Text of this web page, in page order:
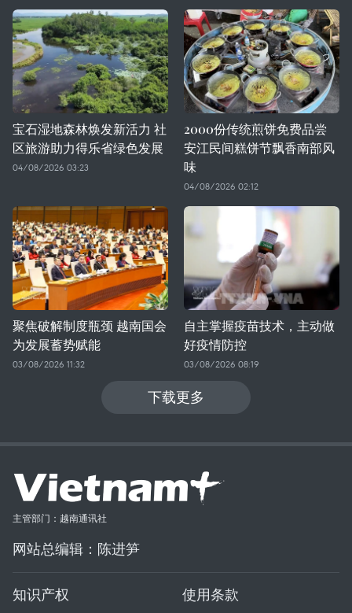
宝石湿地森林焕发新活力 社
区旅游助力得乐省绿色发展
04/08/2026 03:23
2000份传统煎饼免费品尝
安江民间糕饼节飘香南部风
味
04/08/2026 02:12
聚焦破解制度瓶颈 越南国会
为发展蓄势赋能
03/08/2026 11:32
自主掌握疫苗技术，主动做
好疫情防控
03/08/2026 08:19
下载更多
主管部门：越南通讯社
网站总编辑：陈进笋
知识产权 使用条款